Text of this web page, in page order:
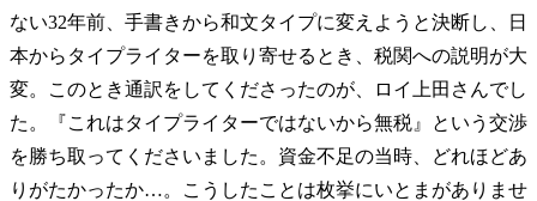
ない32年前、手書きから和文タイプに変えようと決断し、日
本からタイプライターを取り寄せるとき、税関への説明が大
変。このとき通訳をしてくださったのが、ロイ上田さんでし
た。『これはタイプライターではないから無税』という交渉
を勝ち取ってくださいました。資金不足の当時、どれほどあ
りがたかったか…。こうしたことは枚挙にいとまがありませ